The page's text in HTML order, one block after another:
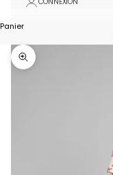
Panier
Zoomer sur l'image